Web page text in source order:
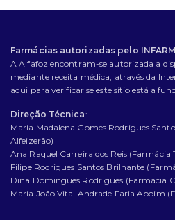
Farmácias autorizadas pelo
A Alfafoz encontram-se autorizada a
mediante receita médica, através da
aqui para verificar se este sítio está a
Direção Técnica:
Maria Madalena Gomes Rodrigues
Alfeizerão)
Ana Raquel Carreira dos Reis (Farmácia
Filipe Rodrigues Santos Brilhante
Dina Domingues Rodrigues (Farmácia
Maria João Vital Andrade Faria Aboim